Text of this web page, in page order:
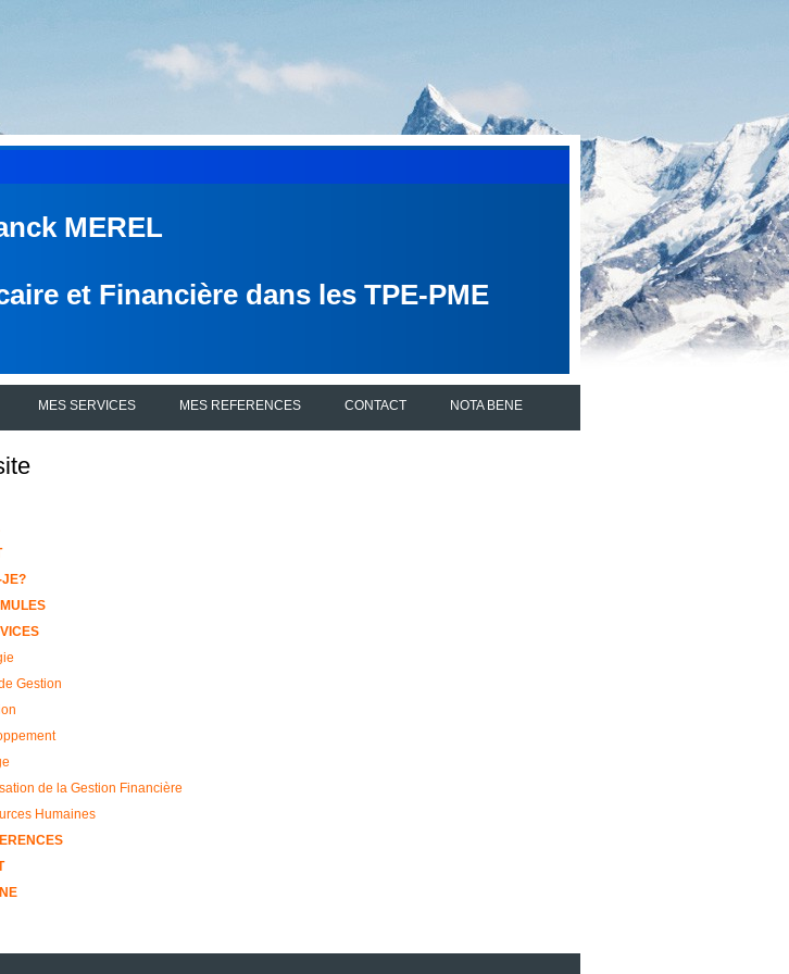
MEREL
et Financière dans les TPE-PME
MES SERVICES MES REFERENCES CONTACT NOTA BENE
JE?
Gestion
de la Gestion Financière
Humaines